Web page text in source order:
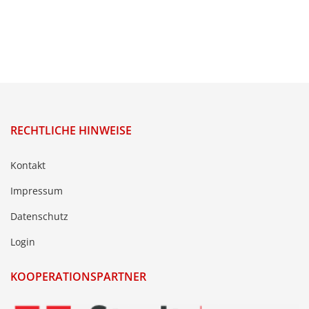
RECHTLICHE HINWEISE
Kontakt
Impressum
Datenschutz
Login
KOOPERATIONSPARTNER